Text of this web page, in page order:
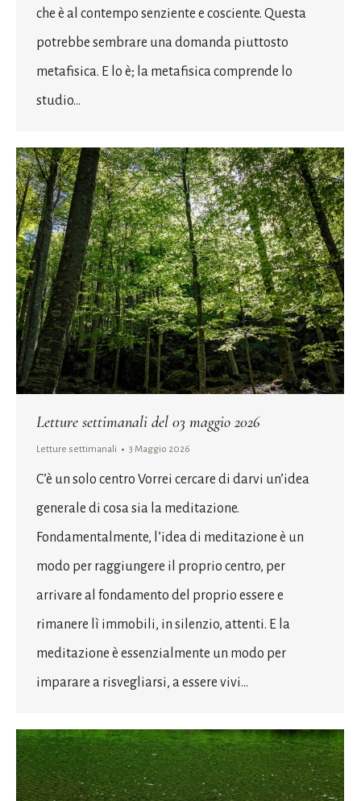
che è al contempo senziente e cosciente. Questa
potrebbe sembrare una domanda piuttosto
metafisica. E lo è; la metafisica comprende lo
studio…
Letture settimanali del 03 maggio 2026
Letture settimanali 3 Maggio 2026
C’è un solo centro Vorrei cercare di darvi un’idea
generale di cosa sia la meditazione.
Fondamentalmente, l’idea di meditazione è un
modo per raggiungere il proprio centro, per
arrivare al fondamento del proprio essere e
rimanere lì immobili, in silenzio, attenti. E la
meditazione è essenzialmente un modo per
imparare a risvegliarsi, a essere vivi…